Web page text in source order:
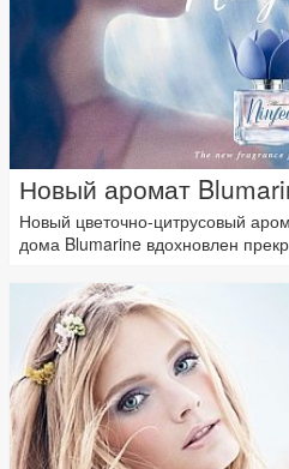
Новый аромат
Новый цветочно-цитрусовый
дома Blumarine вдохновлен